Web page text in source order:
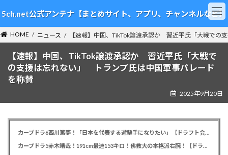
ン
テ
ン
ツ
ビ
ゲ
ー
シ
5ch.net公式アンテナ【まとめサイト、アプリ、チャンネルなど】
HOME ニュース 【速報】中国、TikTok譲渡承認か 習近平氏「大戦で
【速報】中国、TikTok譲渡承認か 習近平氏「大戦で
の支援は忘れない」 トランプ氏は中国軍事パレード
を称賛
2025年9月20日
カープドラ6西川篤夢！「日本を代表する遊撃手になりたい」【ドラフト会議2025】
カープドラ5赤木晴哉！191cm最速153キロ！佛教大の本格派右腕！【ドラフト会議2025】